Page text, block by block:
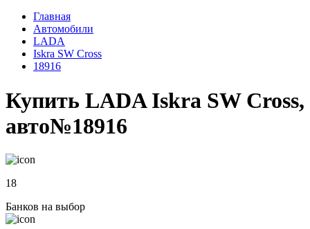
Главная
Автомобили
LADA
Iskra SW Cross
18916
Купить LADA Iskra SW Cross,
авто№18916
18
Банков на выбор